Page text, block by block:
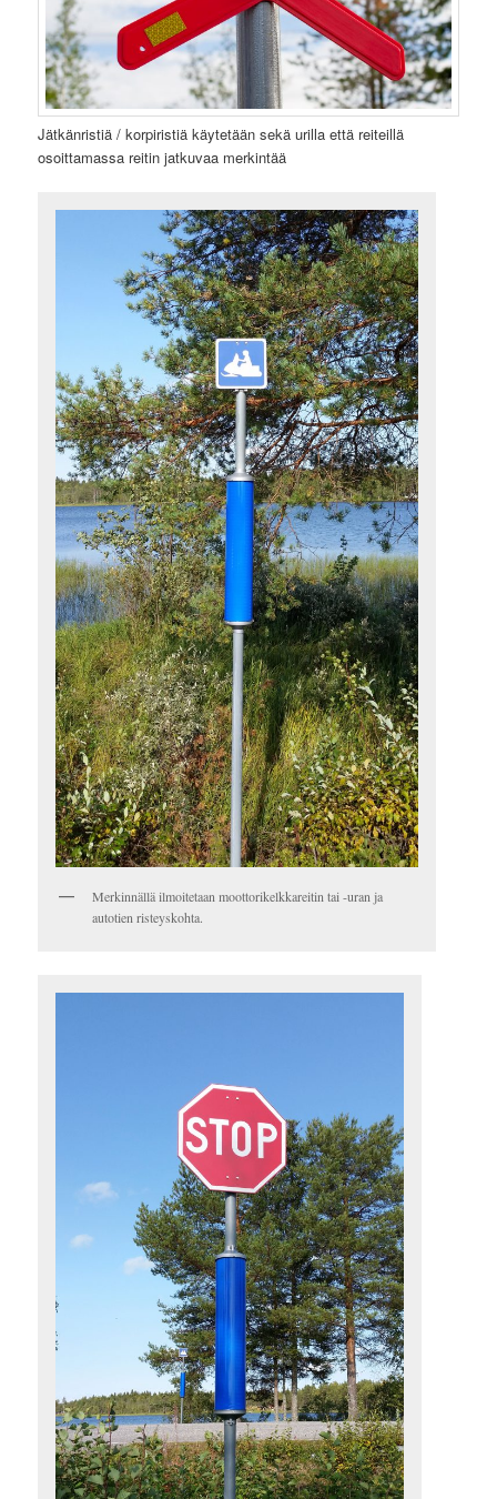
Jätkänristiä / korpiristiä käytetään sekä urilla että reiteillä
osoittamassa reitin jatkuvaa merkintää
Merkinnällä ilmoitetaan moottorikelkkareitin tai -uran ja
autotien risteyskohta.